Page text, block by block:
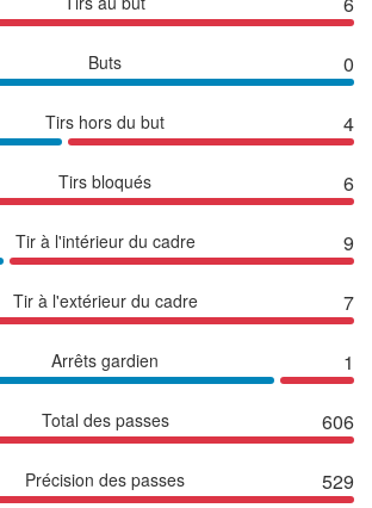
Buts 0
Tirs hors du but 4
Tirs bloqués 6
Tir à l'intérieur du cadre 9
Tir à l'extérieur du cadre 7
Arrêts gardien 1
Total des passes 606
Précision des passes 529